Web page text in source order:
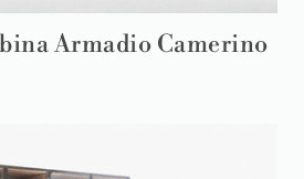
Armadio Camerino